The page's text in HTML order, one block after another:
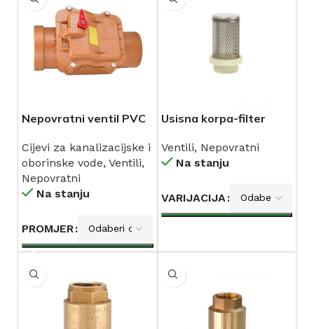
Nepovratni ventil PVC
Cijevi za kanalizacijske i
oborinske vode, Ventili,
Nepovratni
Na stanju
PROMJER
Usisna korpa-filter
Ventili, Nepovratni
Na stanju
VARIJACIJA